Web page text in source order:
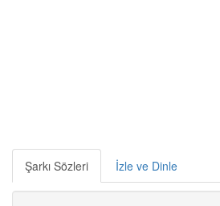
Şarkı Sözleri İzle ve Dinle